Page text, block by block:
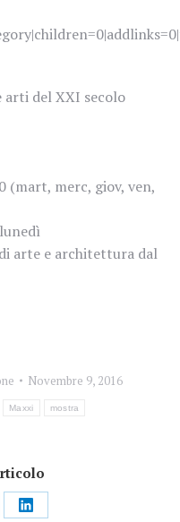
arti del XXI secolo
(mart, merc, giov, ven,
arte e architettura dal
Novembre 9, 2016
Maxxi mostra
Condividi